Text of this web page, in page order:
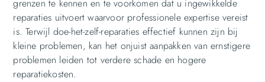
grenzen te kennen en te voorkomen dat u ingewikkelde
reparaties uitvoert waarvoor professionele expertise vereist
is. Terwijl doe-het-zelf-reparaties effectief kunnen zijn bij
kleine problemen, kan het onjuist aanpakken van ernstigere
problemen leiden tot verdere schade en hogere
reparatiekosten.